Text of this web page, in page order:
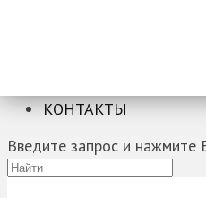
КОНТАКТЫ
Введите запрос и нажмите